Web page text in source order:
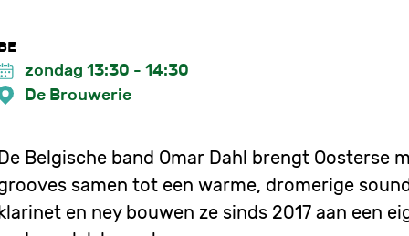
zondag 13:30 - 14:30
De Brouwerie
Belgische band Omar Dahl brengt Oosterse
samen tot een warme, dromerige
en ney bouwen ze sinds 2017 aan een